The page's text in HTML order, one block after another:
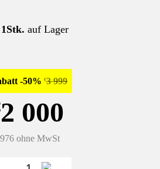
1Stk. auf Lager
-50% €3 999
2 000
976 ohne MwSt